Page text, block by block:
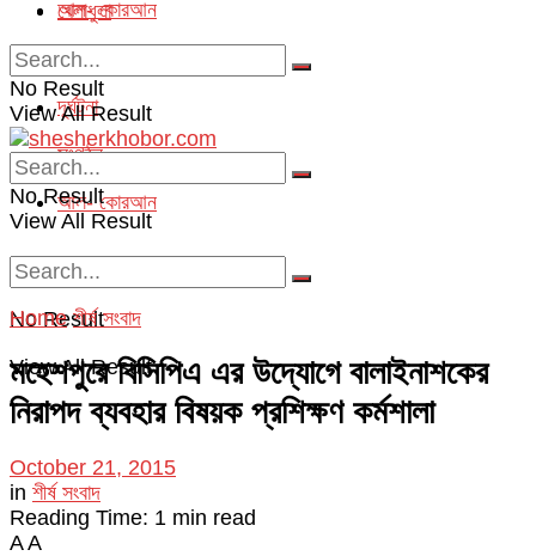
খেলাধুলা
অপরাধ
দূর্ঘটনা
সংগঠন
আল- কোরআন
No Result
View All Result
আল- কোরআন
No Result
View All Result
No Result
View All Result
Home শীর্ষ সংবাদ
মহেশপুরে বিসিপিএ এর উদ্যোগে বালাইনাশকের
নিরাপদ ব্যবহার বিষয়ক প্রশিক্ষণ কর্মশালা
October 21, 2015
in শীর্ষ সংবাদ
Reading Time: 1 min read
A A